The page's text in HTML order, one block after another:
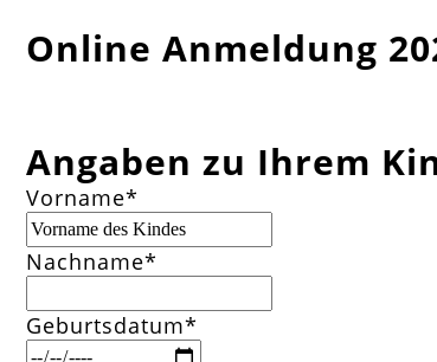
Online Anmeldung
Angaben zu Ihrem
Pflichtfeld
Vorname*
Pflichtfeld
Nachname*
Pflichtfeld
Geburtsdatum*